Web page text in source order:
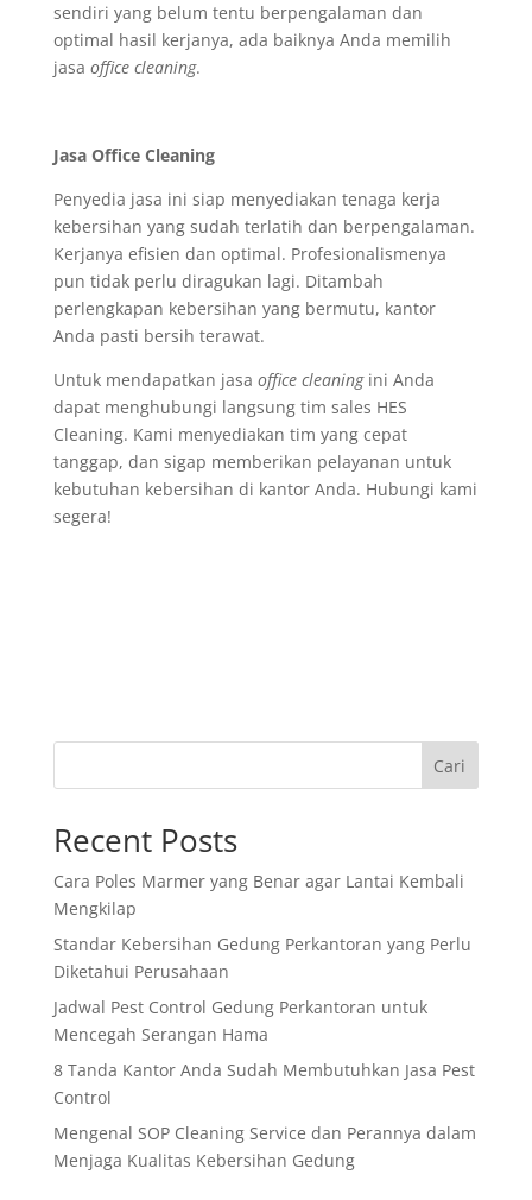
sendiri yang belum tentu berpengalaman dan
optimal hasil kerjanya, ada baiknya Anda memilih
jasa office cleaning.
Jasa Office Cleaning
Penyedia jasa ini siap menyediakan tenaga kerja
kebersihan yang sudah terlatih dan berpengalaman.
Kerjanya efisien dan optimal. Profesionalismenya
pun tidak perlu diragukan lagi. Ditambah
perlengkapan kebersihan yang bermutu, kantor
Anda pasti bersih terawat.
Untuk mendapatkan jasa office cleaning ini Anda
dapat menghubungi langsung tim sales HES
Cleaning. Kami menyediakan tim yang cepat
tanggap, dan sigap memberikan pelayanan untuk
kebutuhan kebersihan di kantor Anda. Hubungi kami
segera!
Cari
Recent Posts
Cara Poles Marmer yang Benar agar Lantai Kembali
Mengkilap
Standar Kebersihan Gedung Perkantoran yang Perlu
Diketahui Perusahaan
Jadwal Pest Control Gedung Perkantoran untuk
Mencegah Serangan Hama
8 Tanda Kantor Anda Sudah Membutuhkan Jasa Pest
Control
Mengenal SOP Cleaning Service dan Perannya dalam
Menjaga Kualitas Kebersihan Gedung